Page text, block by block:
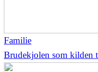
Familie
Brudekjolen som kilden